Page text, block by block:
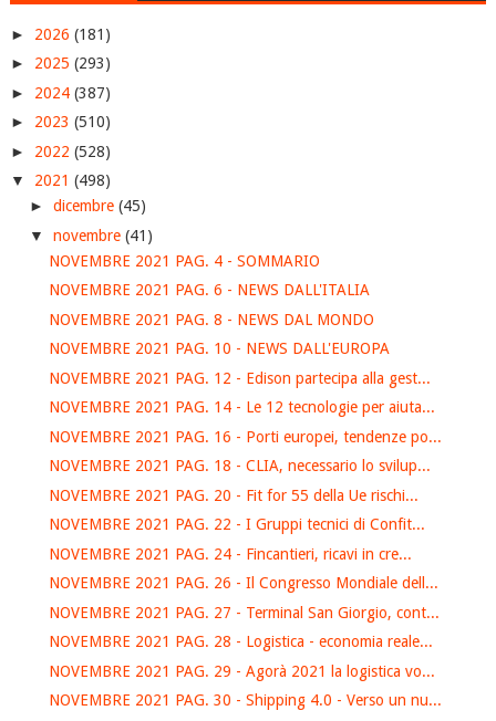
► 2026 (181)
► 2025 (293)
► 2024 (387)
► 2023 (510)
► 2022 (528)
▼ 2021 (498)
► dicembre (45)
▼ novembre (41)
NOVEMBRE 2021 PAG. 4 - SOMMARIO
NOVEMBRE 2021 PAG. 6 - NEWS DALL'ITALIA
NOVEMBRE 2021 PAG. 8 - NEWS DAL MONDO
NOVEMBRE 2021 PAG. 10 - NEWS DALL'EUROPA
NOVEMBRE 2021 PAG. 12 - Edison partecipa alla gest...
NOVEMBRE 2021 PAG. 14 - Le 12 tecnologie per aiuta...
NOVEMBRE 2021 PAG. 16 - Porti europei, tendenze po...
NOVEMBRE 2021 PAG. 18 - CLIA, necessario lo svilup...
NOVEMBRE 2021 PAG. 20 - Fit for 55 della Ue rischi...
NOVEMBRE 2021 PAG. 22 - I Gruppi tecnici di Confit...
NOVEMBRE 2021 PAG. 24 - Fincantieri, ricavi in cre...
NOVEMBRE 2021 PAG. 26 - Il Congresso Mondiale dell...
NOVEMBRE 2021 PAG. 27 - Terminal San Giorgio, cont...
NOVEMBRE 2021 PAG. 28 - Logistica - economia reale...
NOVEMBRE 2021 PAG. 29 - Agorà 2021 la logistica vo...
NOVEMBRE 2021 PAG. 30 - Shipping 4.0 - Verso un nu...